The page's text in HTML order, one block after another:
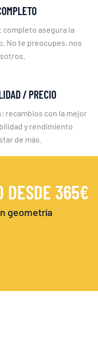
completo asegura la
No te preocupes, nos
/ PRECIO
recambios con la mejor
y rendimiento
de más.
DESDE 365€
geometría